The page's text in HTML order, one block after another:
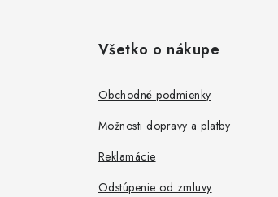
Všetko o nákupe
Obchodné podmienky
Možnosti dopravy a platby
Reklamácie
Odstúpenie od zmluvy